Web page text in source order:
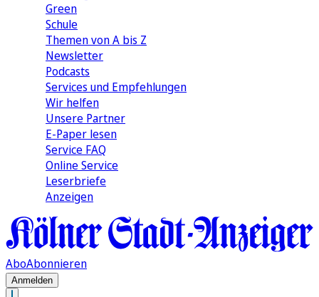
Green
Schule
Themen von A bis Z
Newsletter
Podcasts
Services und Empfehlungen
Wir helfen
Unsere Partner
E-Paper lesen
Service FAQ
Online Service
Leserbriefe
Anzeigen
AboAbonnieren
Anmelden